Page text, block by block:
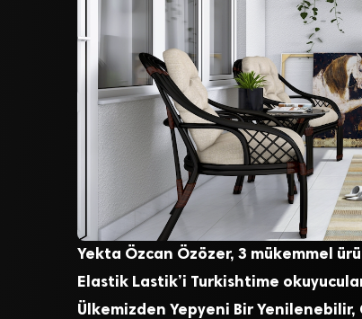
Yekta Özcan Özözer, 3 mükemmel
Elastik Lastik’i Turkishtime
Ülkemizden Yepyeni Bir